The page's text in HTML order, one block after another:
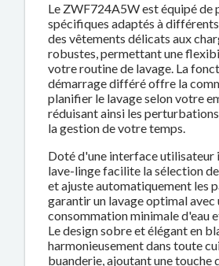
Le ZWF724A5W est équipé de
spécifiques adaptés à
des vêtements délicats aux
robustes, permettant une
votre routine de lavage. La
démarrage différé offre la
planifier le lavage selon votre
réduisant ainsi les
la gestion de votre temps.
Doté d'une interface utilisateur
lave-linge facilite la sélection
et ajuste automatiquement les
garantir un lavage optimal avec
consommation minimale d'eau
Le design sobre et élégant en
harmonieusement dans toute
buanderie, ajoutant une touche